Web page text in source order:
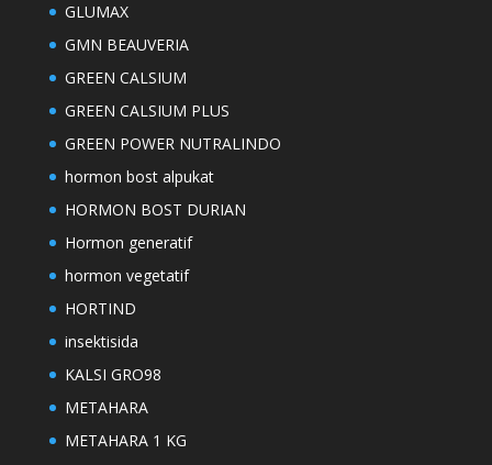
GLUMAX
GMN BEAUVERIA
GREEN CALSIUM
GREEN CALSIUM PLUS
GREEN POWER NUTRALINDO
hormon bost alpukat
HORMON BOST DURIAN
Hormon generatif
hormon vegetatif
HORTIND
insektisida
KALSI GRO98
METAHARA
METAHARA 1 KG